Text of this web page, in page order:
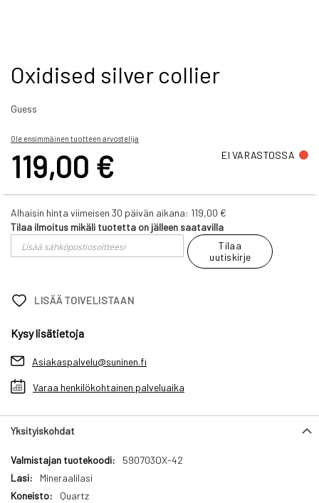
Skip
to
beginning
the
gallery
Oxidised silver collier
Guess
Ole ensimmäinen tuotteen arvostelija
119,00 € EI VARASTOSSA
Alhaisin hinta viimeisen 30 päivän aikana: 119,00 €
Tilaa ilmoitus mikäli tuotetta on jälleen saatavilla
Tilaa
uutiskirje
LISÄÄ TOIVELISTAAN
Kysy lisätietoja
Asiakaspalvelu@suninen.fi
Varaa henkilökohtainen palveluaika
Yksityiskohdat
Yksityiskohdat
590703OX-42
Mineraalilasi
Quartz